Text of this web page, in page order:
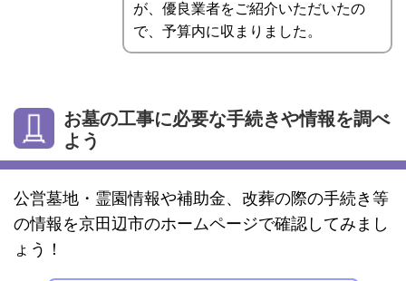
が、優良業者をご紹介いただいたの
で、予算内に収まりました。
お墓の工事に必要な手続きや情報を調べ
よう
公営墓地・霊園情報や補助金、改葬の際の手続き等
の情報を京田辺市のホームページで確認してみまし
ょう！